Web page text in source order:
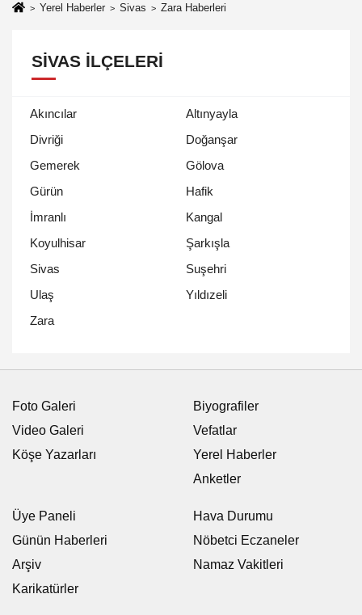
Yerel Haberler Sivas Zara Haberleri
SIVAS İLÇELERI
Akıncılar
Altınyayla
Divriği
Doğanşar
Gemerek
Gölova
Gürün
Hafik
İmranlı
Kangal
Koyulhisar
Şarkışla
Sivas
Suşehri
Ulaş
Yıldızeli
Zara
Foto Galeri
Video Galeri
Köşe Yazarları
Biyografiler
Vefatlar
Yerel Haberler
Anketler
Üye Paneli
Günün Haberleri
Arşiv
Karikatürler
Hava Durumu
Nöbetci Eczaneler
Namaz Vakitleri